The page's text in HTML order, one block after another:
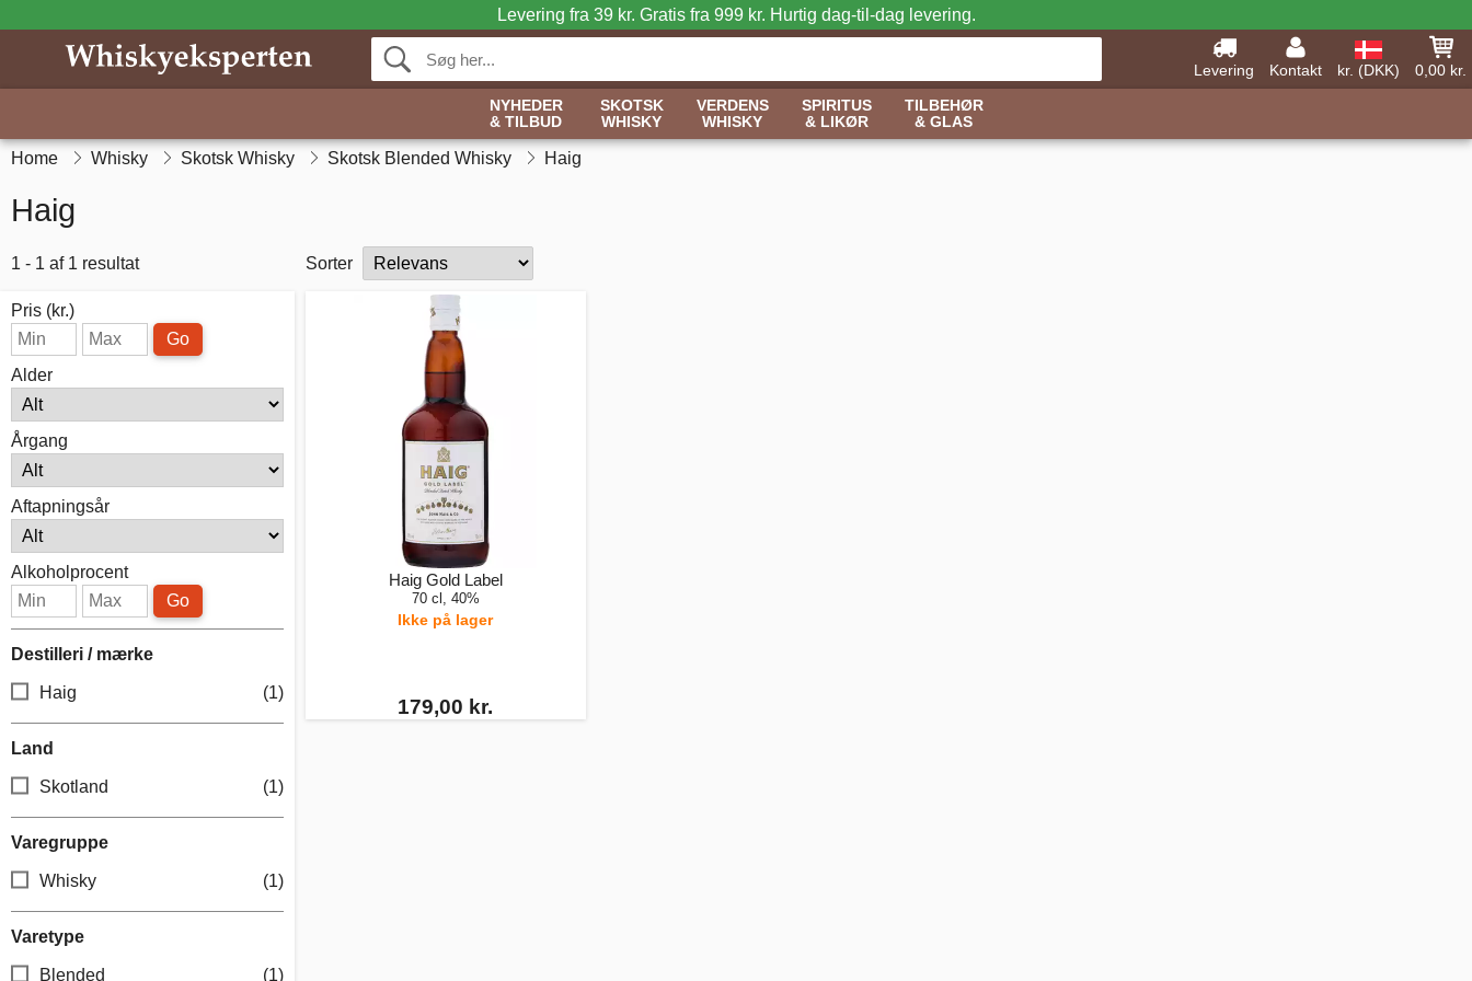
Levering fra 39 kr. Gratis fra 999 kr. Hurtig dag-til-dag levering.
Levering Kontakt kr. (DKK)
0,00 kr.
NYHEDER
& TILBUD
SKOTSK
WHISKY
VERDENS
WHISKY
SPIRITUS
& LIKØR
TILBEHØR
& GLAS
Home Whisky Skotsk Whisky Skotsk Blended Whisky Haig
Haig
1 - 1 af 1 resultat Sorter
Pris (kr.)
Go
Alder
Årgang
Aftapningsår
Alkoholprocent
Go
Destilleri / mærke
Haig (1)
Land
Skotland (1)
Varegruppe
Whisky (1)
Varetype
Blended (1)
Haig Gold Label
70 cl, 40%
Ikke på lager
179,00 kr.